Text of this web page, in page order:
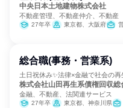
中央日本土地建物株式会社
不動産管理、不動産仲介、不動産
27年卒 東京都、大阪府 営業
総合職(事務・営業系)
土日祝休み✨法律×金融で社会の再
株式会社山田再生系債権回収総
金融、不動産、法関連サービス
27年卒 東京都、神奈川県